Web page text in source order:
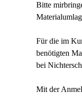
Bitte
Für die im
benötigten
bei
Mit der